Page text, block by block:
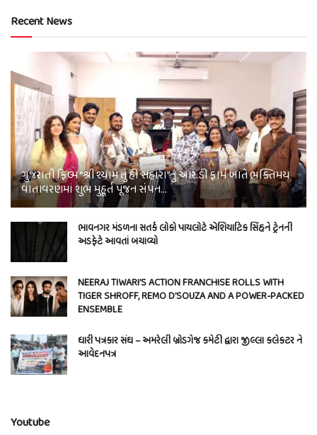
Recent News
ગુજરાતી ફિલ્મ “શ્રી શ્યામ તું હી સહારા”નું આર.ડી ફાર્મ ખાતે ભક્તિમય
વાતાવરણમાં શુભ મુહૂર્ત પૂજન સંપન…
ભાવનગર મંડળના સતર્ક લોકો પાયલોટે એશિયાટિક સિંહને ટ્રેનની
અડફેટે આવતાં બચાવ્યો
NEERAJ TIWARI’S ACTION FRANCHISE ROLLS WITH
TIGER SHROFF, REMO D’SOUZA AND A POWER-PACKED
ENSEMBLE
ધારી પત્રકાર સંઘ – અમરેલી બ્રોડગેજ કમેટી દ્વારા જીલ્લા કલેકટર ને
આવેદનપત્ર
Youtube